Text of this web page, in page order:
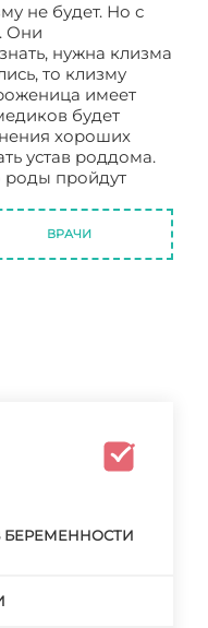
не будет. Но с
Они
нужна клизма
то клизму
имеет
будет
хороших
устав роддома.
роды пройдут
ВРАЧИ
БЕРЕМЕННОСТИ